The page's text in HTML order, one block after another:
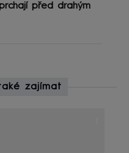
před drahým
zajímat